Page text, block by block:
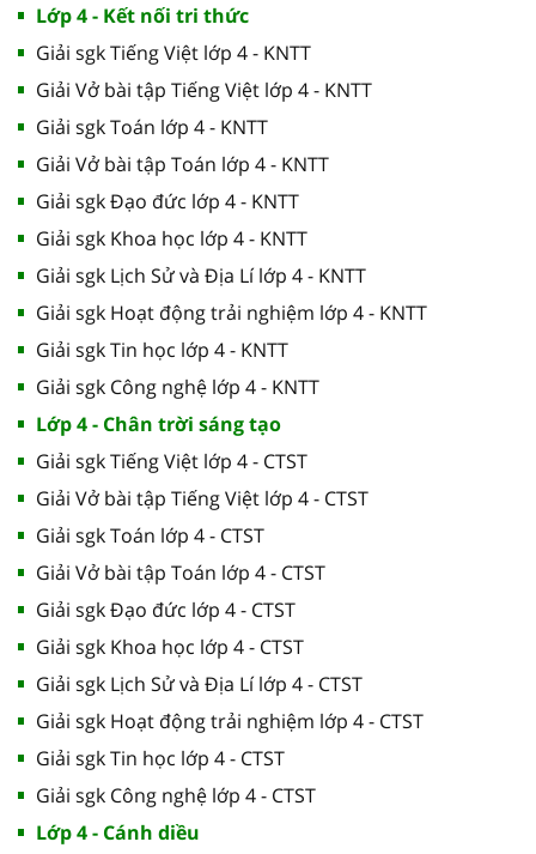
Lớp 4 - Kết nối tri thức
Giải sgk Tiếng Việt lớp 4 - KNTT
Giải Vở bài tập Tiếng Việt lớp 4 - KNTT
Giải sgk Toán lớp 4 - KNTT
Giải Vở bài tập Toán lớp 4 - KNTT
Giải sgk Đạo đức lớp 4 - KNTT
Giải sgk Khoa học lớp 4 - KNTT
Giải sgk Lịch Sử và Địa Lí lớp 4 - KNTT
Giải sgk Hoạt động trải nghiệm lớp 4 - KNTT
Giải sgk Tin học lớp 4 - KNTT
Giải sgk Công nghệ lớp 4 - KNTT
Lớp 4 - Chân trời sáng tạo
Giải sgk Tiếng Việt lớp 4 - CTST
Giải Vở bài tập Tiếng Việt lớp 4 - CTST
Giải sgk Toán lớp 4 - CTST
Giải Vở bài tập Toán lớp 4 - CTST
Giải sgk Đạo đức lớp 4 - CTST
Giải sgk Khoa học lớp 4 - CTST
Giải sgk Lịch Sử và Địa Lí lớp 4 - CTST
Giải sgk Hoạt động trải nghiệm lớp 4 - CTST
Giải sgk Tin học lớp 4 - CTST
Giải sgk Công nghệ lớp 4 - CTST
Lớp 4 - Cánh diều